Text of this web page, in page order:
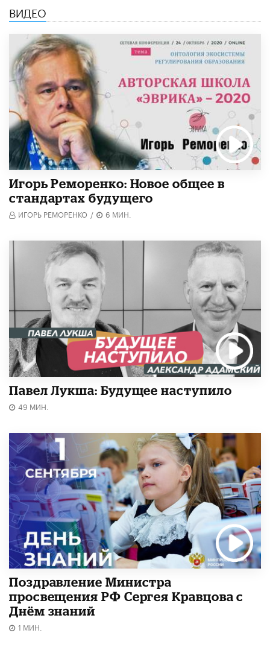
ВИДЕО
Игорь Реморенко: Новое общее в
стандартах будущего
ИГОРЬ РЕМОРЕНКО / 6 МИН.
Павел Лукша: Будущее наступило
49 МИН.
Поздравление Министра
просвещения РФ Сергея Кравцова с
Днём знаний
1 МИН.